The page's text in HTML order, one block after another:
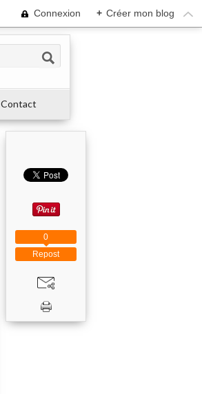
Connexion + Créer mon blog
Contact
Repost
0